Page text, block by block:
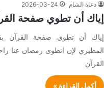
دعاة الشام 2026-03-24
إياك أن تطوي صفحة
إياك أن تطوي صفحة القرآن
المطيري لإن انطوى رمضان عنا
القرآن
أكمل القراءة »